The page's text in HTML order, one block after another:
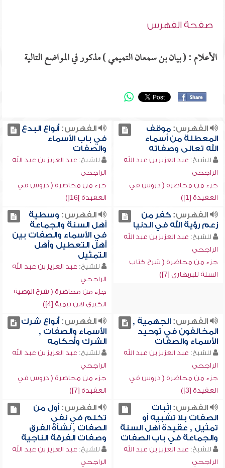
صفحة الفهرس
الأعلام : ( بيان بن سمعان التميمي ) مذكور في المواضع التالية
الفهرس:موقف
المعطلة من أسماء
الله تعالى وصفاته
للشيخ: عبد العزيز بن عبد الله
الراجحي
جزء من محاضرة ( دروس في
العقيدة [1])
الفهرس:أنواع البدع
في باب الأسماء
والصفات
للشيخ: عبد العزيز بن عبد الله
الراجحي
جزء من محاضرة ( دروس في
العقيدة ]16[)
الفهرس:كفر من
زعم رؤية الله في الدنيا
للشيخ: عبد العزيز بن عبد الله
الراجحي
جزء من محاضرة ( شرح كتاب
السنة للبربهاري [7])
الفهرس: وسطية
أهل السنة والجماعة
في الأسماء والصفات بين
أهل التعطيل وأهل
التمثيل
للشيخ: عبد العزيز بن عبد الله
الراجحي
جزء من محاضرة ( شرح الوصية
الكبرى لابن تيمية [4])
الفهرس:الجهمية ,
المخالفون في توحيد
الأسماء والصفات
للشيخ: عبد العزيز بن عبد الله
الراجحي
جزء من محاضرة ( دروس في
العقيدة [3])
الفهرس:أنواع شرك
الأسماء والصفات ,
الشرك وأحكامه
للشيخ: عبد العزيز بن عبد الله
الراجحي
جزء من محاضرة ( دروس في
العقيدة [7])
الفهرس:إثبات
الصفات بلا تشبيه أو
تمثيل , عقيدة أهل السنة
والجماعة في باب الصفات
للشيخ: عبد العزيز بن عبد الله
الراجحي
الفهرس:أول من
تكلم في نفي
الصفات , نشأة الفرق
وصفات الفرقة الناجية
للشيخ: عبد العزيز بن عبد الله
الراجحي